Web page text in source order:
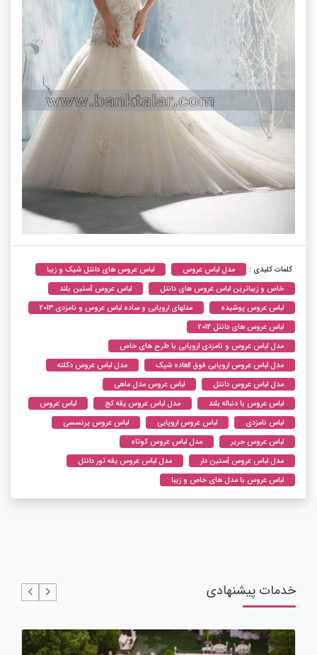
کلمات کلیدی : مدل لباس عروس
لباس عروس های دانتل شیک و زیبا
خاص و زیباترین لباس عروس های دانتل
لباس عروس آستین بلند
لباس عروس پوشیده
مدلهای اروپایی و ساده لباس عروس و نامزدی 2013
لباس عروس های دانتل 2014
مدل لباس عروس و نامزدی اروپایی با طرح های خاص
مدل لباس عروس اروپایی فوق العاده شیک
مدل لباس عروس دکلته
مدل لباس عروس دانتل
لباس عروس مدل ماهی
لباس عروس با دنباله بلند
مدل لباس عروس یقه کج
لباس عروس
لباس نامزدی
لباس عروس اروپایی
لباس عروس پرنسسی
لباس عروس حریر
مدل لباس عروس کوتاه
مدل لباس عروس آستین دار
مدل لباس عروس یقه تور دانتل
لباس عروس با مدل های خاص و زیبا
خدمات پیشنهادی